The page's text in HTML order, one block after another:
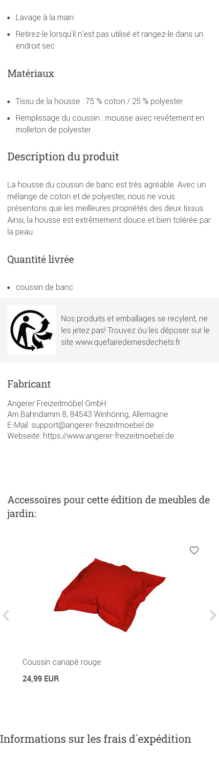
Lavage à la main
Retirez-le lorsqu'il n'est pas utilisé et rangez-le dans un
endroit sec
Matériaux
Tissu de la housse : 75 % coton / 25 % polyester
Remplissage du coussin : mousse avec revêtement en
molleton de polyester
Description du produit
La housse du coussin de banc est très agréable. Avec un
mélange de coton et de polyester, nous ne vous
présentons que les meilleures propriétés des deux tissus.
Ainsi, la housse est extrêmement douce et bien tolérée par
la peau.
Quantité livrée
coussin de banc
Nos produits et emballages se recylent, ne
les jetez pas! Trouvez óu les déposer sur le
site www.quefairedemesdechets.fr
Fabricant
Angerer Freizeitmöbel GmbH
Am Bahndamm 8, 84543 Winhöring, Allemagne
E-Mail: support@angerer-freizeitmoebel.de
Webseite: https://www.angerer-freizeitmoebel.de
Accessoires pour cette édition de meubles de
jardin:
Coussin canapé rouge
24,99 EUR
Informations sur les frais d´expédition